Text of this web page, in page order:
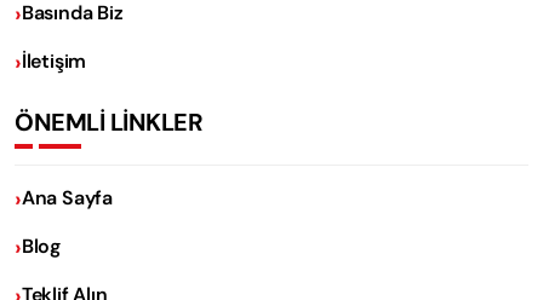
Basında Biz
İletişim
ÖNEMLİ LİNKLER
Ana Sayfa
Blog
Teklif Alın